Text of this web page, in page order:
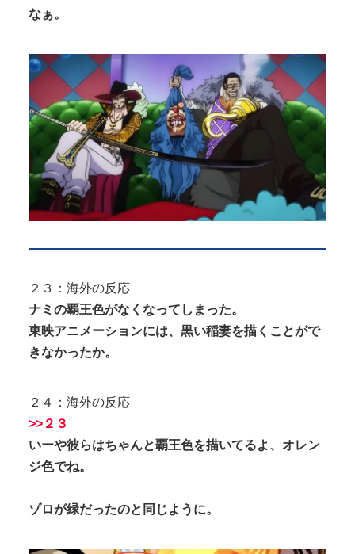
なぁ。
２３：海外の反応
ナミの覇王色がなくなってしまった。
東映アニメーションには、黒い稲妻を描くことがで
きなかったか。
２４：海外の反応
>>２３
いーや彼らはちゃんと覇王色を描いてるよ、オレン
ジ色でね。
ゾロが緑だったのと同じように。